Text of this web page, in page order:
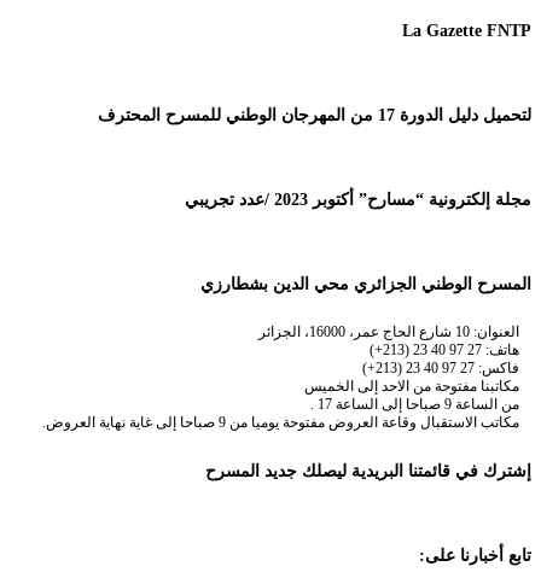
La Gazette FNTP
لتحميل دليل الدورة 17 من المهرجان الوطني للمسرح المحترف
مجلة إلكترونية “مسارح” أكتوبر 2023 /عدد تجريبي
المسرح الوطني الجزائري محي الدين بشطارزي
العنوان: 10 شارع الحاج عمر، 16000، الجزائر
هاتف: 27 97 40 23 (213+)
فاكس: 27 97 40 23 (213+)
مكاتبنا مفتوحة من الاحد إلى الخميس
من الساعة 9 صباحا إلى الساعة 17 .
مكاتب الاستقبال وقاعة العروض مفتوحة يوميا من 9 صباحا إلى غاية نهاية العروض.
إشترك في قائمتنا البريدية ليصلك جديد المسرح
تابع أخبارنا على: